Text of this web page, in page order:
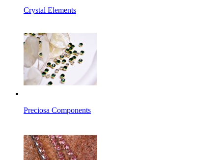
Crystal Elements
Preciosa Components